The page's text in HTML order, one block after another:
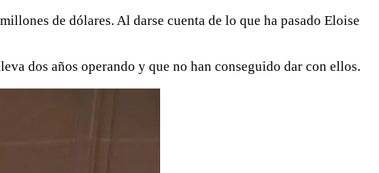
de dólares. Al darse cuenta de lo que ha pasado Eloise
dos años operando y que no han conseguido dar con ellos.